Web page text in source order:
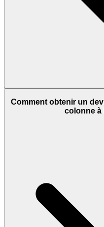
Comment obtenir un
colonne à